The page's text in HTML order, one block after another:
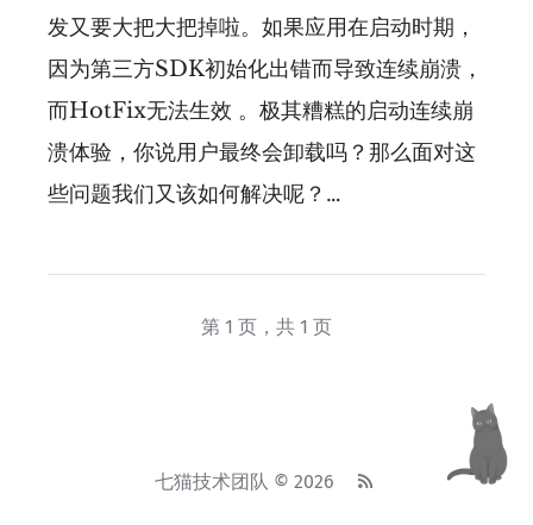
发又要大把大把掉啦。如果应用在启动时期，
因为第三方SDK初始化出错而导致连续崩溃，
而HotFix无法生效 。极其糟糕的启动连续崩
溃体验，你说用户最终会卸载吗？那么面对这
些问题我们又该如何解决呢？…
第 1 页，共 1 页
七猫技术团队 © 2026